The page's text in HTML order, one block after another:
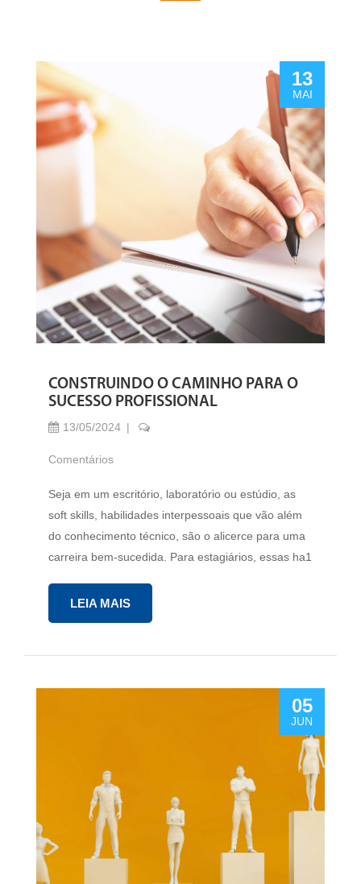
13
MAI
CONSTRUINDO O CAMINHO PARA O
SUCESSO PROFISSIONAL
13/05/2024
Comentários
Seja em um escritório, laboratório ou estúdio, as
soft skills, habilidades interpessoais que vão além
do conhecimento técnico, são o alicerce para uma
carreira bem-sucedida. Para estagiários, essas ha1
LEIA MAIS
05
JUN